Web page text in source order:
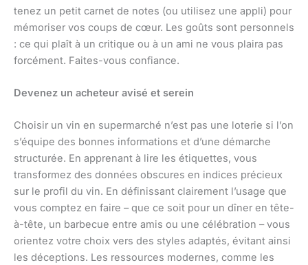
tenez un petit carnet de notes (ou utilisez une appli) pour
mémoriser vos coups de cœur. Les goûts sont personnels
: ce qui plaît à un critique ou à un ami ne vous plaira pas
forcément. Faites-vous confiance.
Devenez un acheteur avisé et serein
Choisir un vin en supermarché n’est pas une loterie si l’on
s’équipe des bonnes informations et d’une démarche
structurée. En apprenant à lire les étiquettes, vous
transformez des données obscures en indices précieux
sur le profil du vin. En définissant clairement l’usage que
vous comptez en faire – que ce soit pour un dîner en tête-
à-tête, un barbecue entre amis ou une célébration – vous
orientez votre choix vers des styles adaptés, évitant ainsi
les déceptions. Les ressources modernes, comme les